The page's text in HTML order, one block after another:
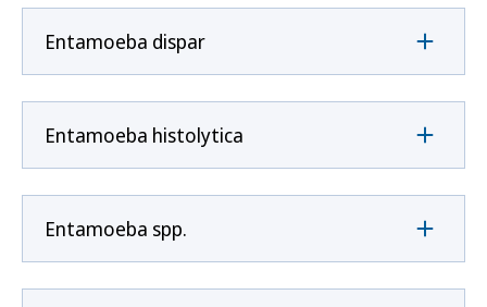
Entamoeba dispar
Entamoeba histolytica
Entamoeba spp.